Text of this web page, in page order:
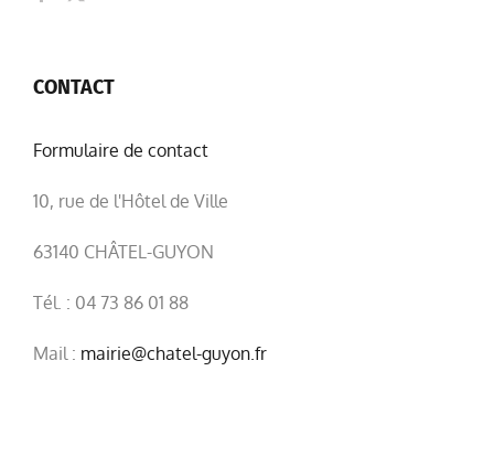
CONTACT
Formulaire de contact
10, rue de l'Hôtel de Ville
63140 CHÂTEL-GUYON
Tél. : 04 73 86 01 88
Mail : mairie@chatel-guyon.fr